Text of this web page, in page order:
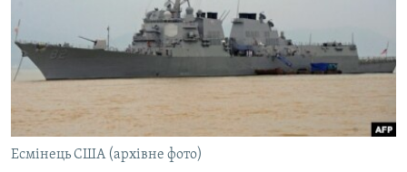
ВІДЕОУРОКИ «ELIFBE»
СВІДЧЕННЯ ОКУПАЦІЇ
УКРАЇНСЬКА ПРОБЛЕМА КРИМУ
ІНФОГРАФІКА
ЯК ОБІЙТИ БЛОКУВАННЯ
Русский
Qırımtatar
ДОЛУЧАЙСЯ!
Есмінець США (архівне фото)